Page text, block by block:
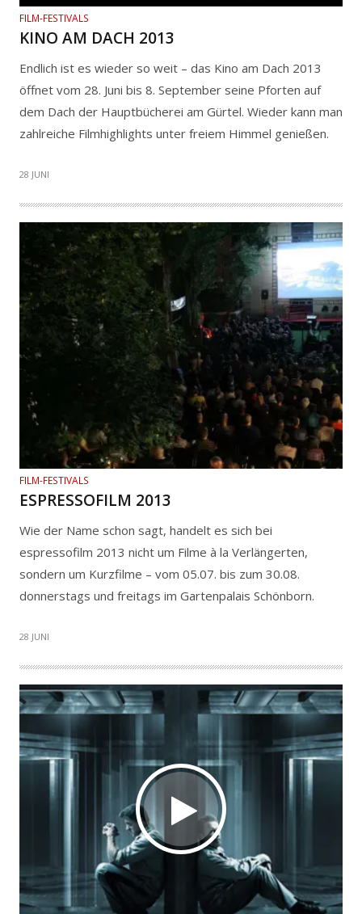
FILM-FESTIVALS
KINO AM DACH 2013
Endlich ist es wieder so weit – das Kino am Dach 2013
öffnet vom 28. Juni bis 8. September seine Pforten auf
dem Dach der Hauptbücherei am Gürtel. Wieder kann man
zahlreiche Filmhighlights unter freiem Himmel genießen.
28 JUNI
FILM-FESTIVALS
ESPRESSOFILM 2013
Wie der Name schon sagt, handelt es sich bei
espressofilm 2013 nicht um Filme à la Verlängerten,
sondern um Kurzfilme – vom 05.07. bis zum 30.08.
donnerstags und freitags im Gartenpalais Schönborn.
28 JUNI